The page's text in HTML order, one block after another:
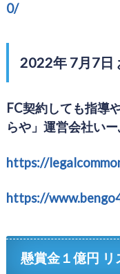
0/
2022年 7月7日
FC契約しても指導
らや」運営会社い
https://
https://
懸賞金１億円